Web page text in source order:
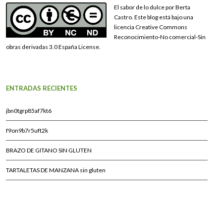
El sabor de lo dulce por Berta
Castro. Este blog está bajo una
licencia Creative Commons
Reconocimiento-No comercial-Sin
obras derivadas 3.0 España License.
ENTRADAS RECIENTES
jbn0tgrp85af7kt6
f9on9b7r5uft2k
BRAZO DE GITANO SIN GLUTEN
TARTALETAS DE MANZANA sin gluten